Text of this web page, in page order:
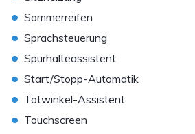
• Sommerreifen
• Sprachsteuerung
• Spurhalteassistent
• Start/Stopp-Automatik
• Totwinkel-Assistent
• Touchscreen